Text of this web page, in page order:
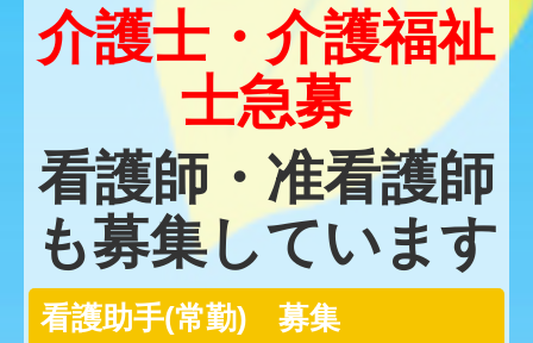
ヘリオスクリニックのご案内
特別養護老人ホーム 川里苑
看護助手(常勤) 募集
正看護師 募集
介護士・介護福祉
士急募
看護師・准看護師
も募集しています
看護助手(常勤) 募集